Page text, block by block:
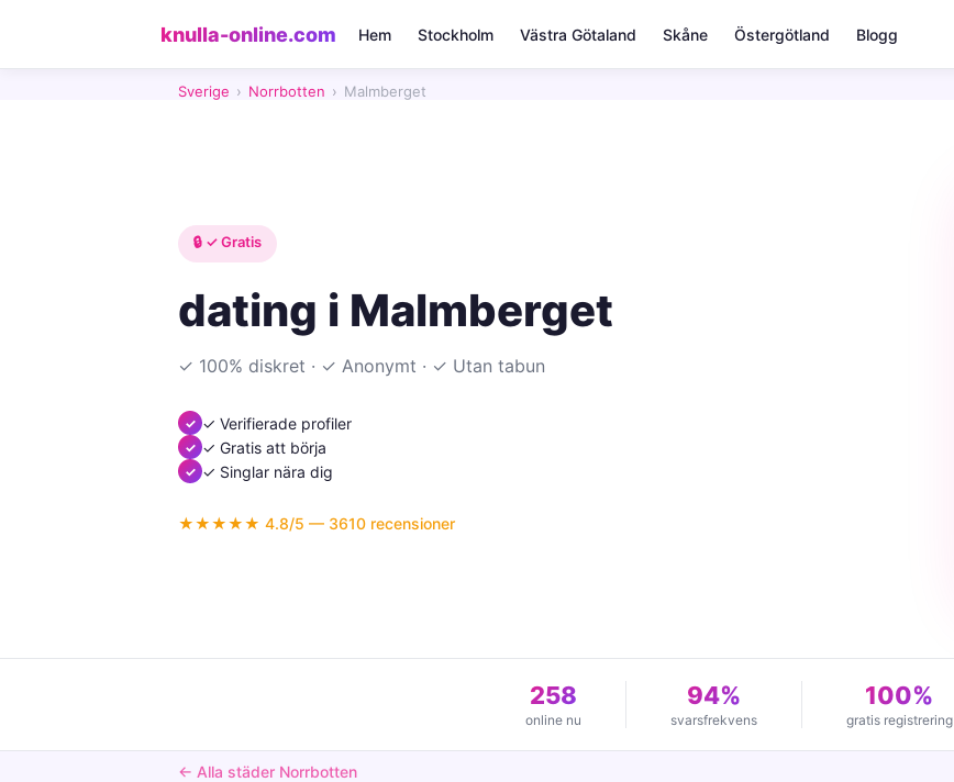
knulla-online.com Hem Stockholm Västra Götaland Skåne Östergötland Blogg
Sverige › Norrbotten › Malmberget
🔒 ✓ Gratis
dating i Malmberget
✓ 100% diskret · ✓ Anonymt · ✓ Utan tabun
✓ Verifierade profiler
✓ Gratis att börja
✓ Singlar nära dig
★★★★★ 4.8/5 — 3610 recensioner
258
online nu
94%
svarsfrekvens
100%
gratis registrering
← Alla städer Norrbotten